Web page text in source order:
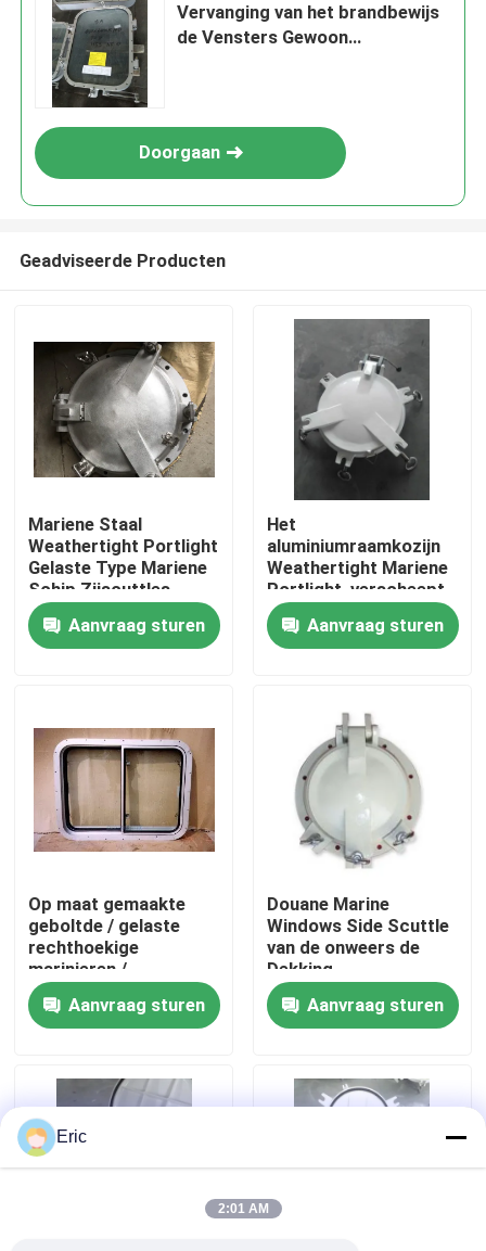
Thuis
Over ons
Fabrieksreis
Kwaliteitscontrole
Contacteer ons
Vraag een offerte aan
Company News
mariene deuren
Vervanging van het brandbewijs
de Vensters Gewoon
Doorgaan
Geadviseerde Producten
Mariene Staal
Weathertight Portlight
Gelaste Type Mariene
Schip Zijscuttles
Aanvraag sturen
Het
aluminiumraamkozijn
Weathertight Mariene
Portlight, verscheept
Zijscuttle
Aanvraag sturen
Op maat gemaakte
geboltde / gelaste
rechthoekige
marinieren /
marineschepen met
aluminiumlegeringsvenster
Aanvraag sturen
Douane Marine
Windows Side Scuttle
van de onweers de
Dekking
Scharnierende Cirkel
Aanvraag sturen
Eric
2:01 AM